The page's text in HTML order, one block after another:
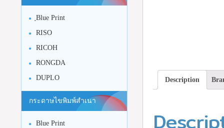
Description
ฺBlue Print
RISO
RICOH
RONGDA
DUPLO
กระดาษไขพิมพ์สำเนา
Blue Print